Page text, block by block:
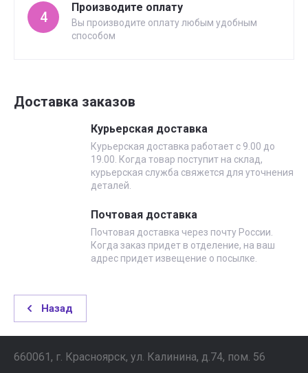
4
Производите оплату
Вы производите оплату любым удобным
способом
Доставка заказов
Курьерская доставка
Курьерская доставка работает с 9.00 до
19.00. Когда товар поступит на склад,
курьерская служба свяжется для уточнения
деталей.
Почтовая доставка
Почтовая доставка через почту России.
Когда заказ придет в отделение, на ваш
адрес придет извещение о посылке.
Назад
660061, г. Красноярск, ул. Калинина, д.74, пом. 56